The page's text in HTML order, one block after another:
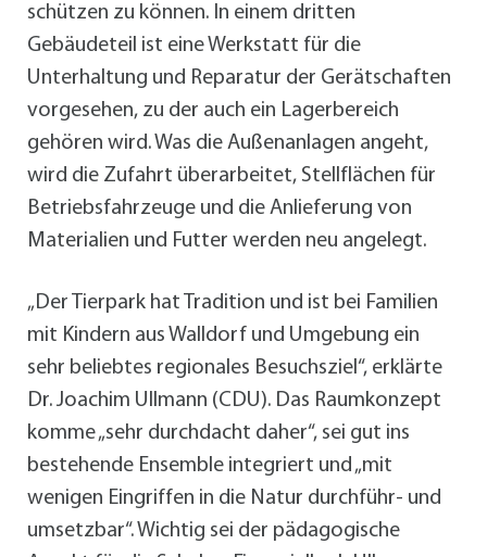
schützen zu können. In einem dritten
Gebäudeteil ist eine Werkstatt für die
Unterhaltung und Reparatur der Gerätschaften
vorgesehen, zu der auch ein Lagerbereich
gehören wird. Was die Außenanlagen angeht,
wird die Zufahrt überarbeitet, Stellflächen für
Betriebsfahrzeuge und die Anlieferung von
Materialien und Futter werden neu angelegt.
„Der Tierpark hat Tradition und ist bei Familien
mit Kindern aus Walldorf und Umgebung ein
sehr beliebtes regionales Besuchsziel“, erklärte
Dr. Joachim Ullmann (CDU). Das Raumkonzept
komme „sehr durchdacht daher“, sei gut ins
bestehende Ensemble integriert und „mit
wenigen Eingriffen in die Natur durchführ- und
umsetzbar“. Wichtig sei der pädagogische